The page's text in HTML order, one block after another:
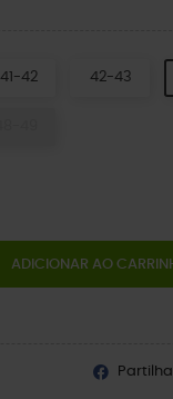
41-42 42-43
ADICIONAR AO